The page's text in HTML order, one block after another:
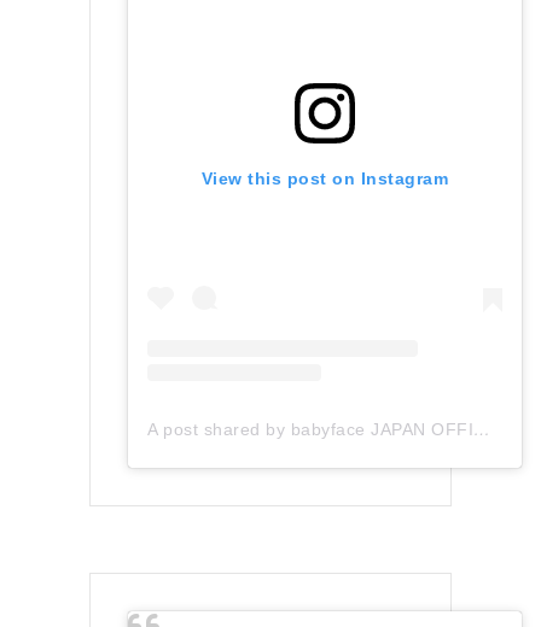
View this post on Instagram
A post shared by babyface JAPAN OFFICIAL (@babyface_japan)